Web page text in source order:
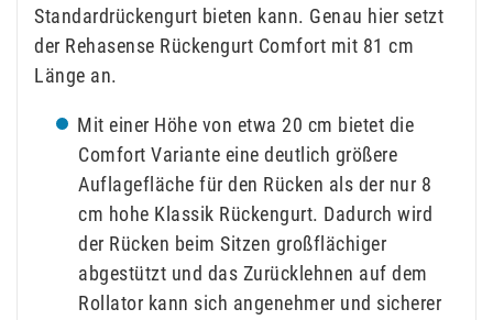
Standardrückengurt bieten kann. Genau hier setzt
der Rehasense Rückengurt Comfort mit 81 cm
Länge an.
Mit einer Höhe von etwa 20 cm bietet die
Comfort Variante eine deutlich größere
Auflagefläche für den Rücken als der nur 8
cm hohe Klassik Rückengurt. Dadurch wird
der Rücken beim Sitzen großflächiger
abgestützt und das Zurücklehnen auf dem
Rollator kann sich angenehmer und sicherer